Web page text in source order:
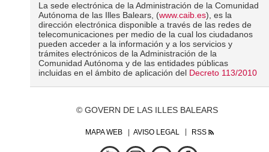
La sede electrónica de la Administración de la Comunidad
Autónoma de las Illes Balears, (www.caib.es), es la
dirección electrónica disponible a través de las redes de
telecomunicaciones per medio de la cual los ciudadanos
pueden acceder a la información y a los servicios y
trámites electrónicos de la Administración de la
Comunidad Autónoma y de las entidades públicas
incluidas en el ámbito de aplicación del Decreto 113/2010
© GOVERN DE LAS ILLES BALEARS
MAPA WEB AVISO LEGAL RSS